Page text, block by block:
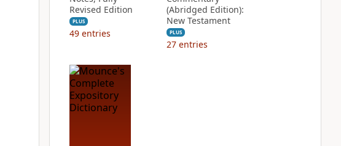
Revised Edition
PLUS
49 entries
(Abridged Edition):
New Testament
PLUS
27 entries